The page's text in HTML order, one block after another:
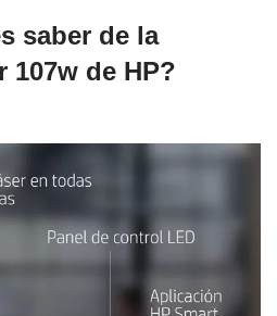
saber de la
107w de HP?